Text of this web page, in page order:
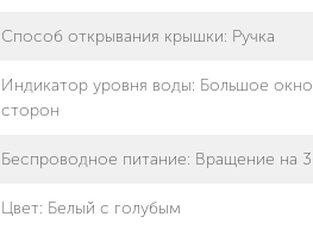
Способ открывания крышки: Ручка
Индикатор уровня воды: Большое
сторон
Беспроводное питание: Вращение на
Цвет: Белый с голубым